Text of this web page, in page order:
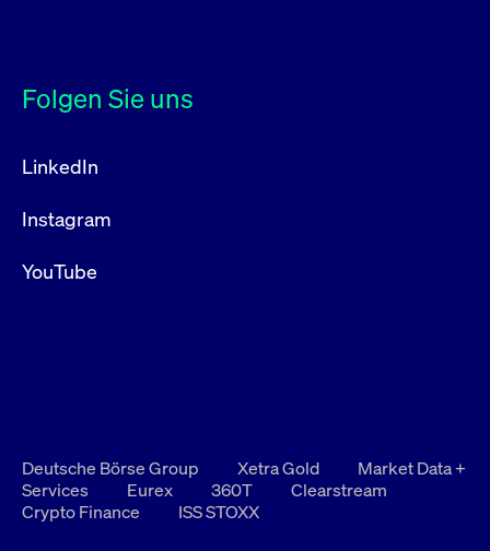
Folgen Sie uns
LinkedIn
Instagram
YouTube
Deutsche Börse Group Xetra Gold
Market Data +
Services
Eurex 360T
Clearstream
Crypto Finance
ISS STOXX